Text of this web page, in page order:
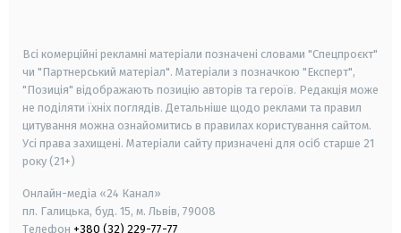
Всі комерційні рекламні матеріали позначені словами "Спецпроєкт"
чи "Партнерський матеріал". Матеріали з позначкою "Експерт",
"Позиція" відображають позицію авторів та героїв. Редакція може
не поділяти їхніх поглядів. Детальніше щодо реклами та правил
цитування можна ознайомитись в правилах користування сайтом.
Усі права захищені. Матеріали сайту призначені для осіб старше 21
року (21+)
Онлайн-медіа «24 Канал»
пл. Галицька, буд. 15, м. Львів, 79008
Телефон +380 (32) 229-77-77